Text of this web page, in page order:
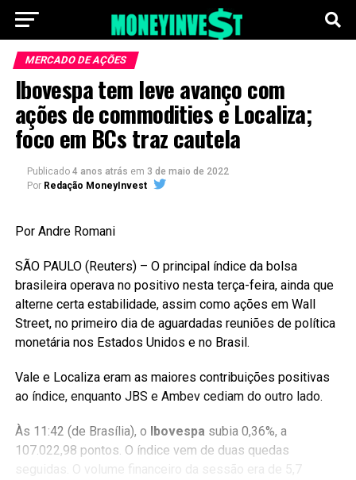
MERCADO DE AÇÕES
Ibovespa tem leve avanço com
ações de commodities e Localiza;
foco em BCs traz cautela
Publicado 4 anos atrás em 3 de maio de 2022
Por Redação MoneyInvest
Por Andre Romani
SÃO PAULO (Reuters) – O principal índice da bolsa
brasileira operava no positivo nesta terça-feira, ainda que
alterne certa estabilidade, assim como ações em Wall
Street, no primeiro dia de aguardadas reuniões de política
monetária nos Estados Unidos e no Brasil.
Vale e Localiza eram as maiores contribuições positivas
ao índice, enquanto JBS e Ambev cediam do outro lado.
Às 11:42 (de Brasília), o Ibovespa subia 0,36%, a
107.022,98 pontos. O índice vem de duas quedas
seguidas. O volume financeiro da sessão era de 5,7